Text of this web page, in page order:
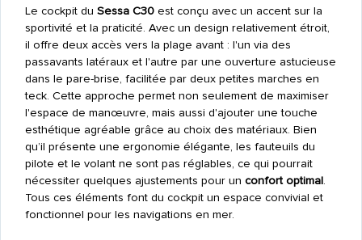
Le cockpit du Sessa C30est conçu avec un accent sur la
sportivité et la praticité. Avec un design relativement étroit,
il offre deux accès vers la plage avant : l'un via des
passavants latéraux et l'autre par une ouverture astucieuse
dans le pare-brise, facilitée par deux petites marches en
teck. Cette approche permet non seulement de maximiser
l'espace de manœuvre, mais aussi d'ajouter une touche
esthétique agréable grâce au choix des matériaux. Bien
qu’il présente une ergonomie élégante, les fauteuils du
pilote et le volant ne sont pas réglables, ce qui pourrait
nécessiter quelques ajustements pour un confort optimal.
Tous ces éléments font du cockpit un espace convivial et
fonctionnel pour les navigations en mer.